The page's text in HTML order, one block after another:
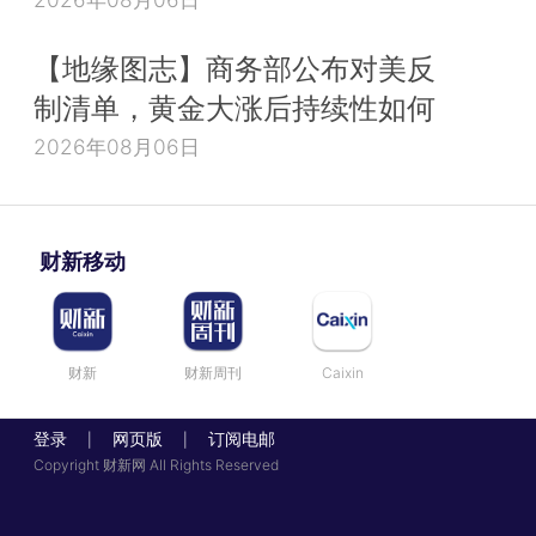
【地缘图志】商务部公布对美反
制清单，黄金大涨后持续性如何
2026年08月06日
财新移动
财新 财新周刊 Caixin
登录 网页版 订阅电邮
Copyright 财新网 All Rights Reserved